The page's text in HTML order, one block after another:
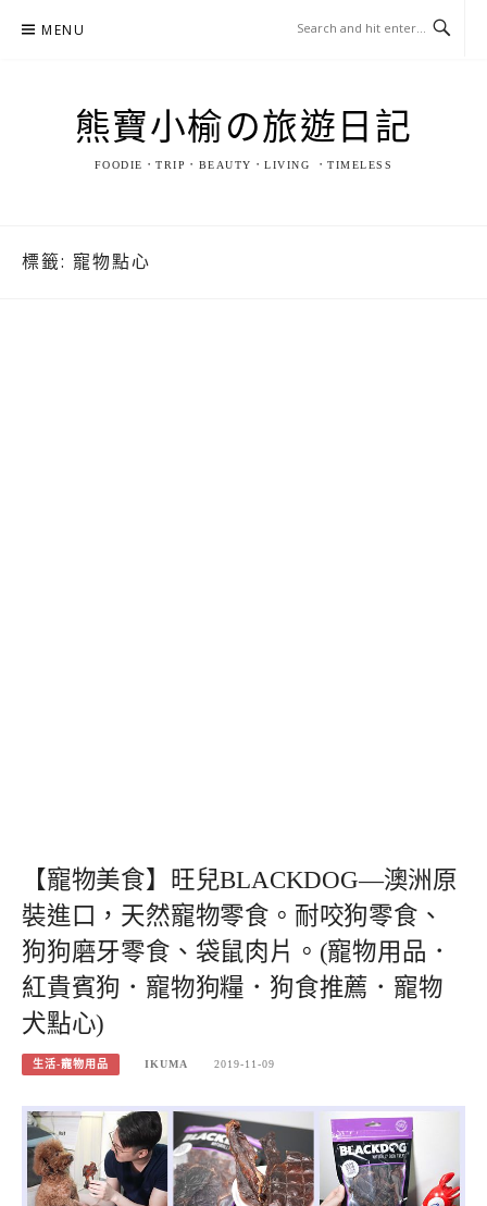
MENU
熊寶小榆の旅遊日記
FOODIE．TRIP．BEAUTY．LIVING ．TIMELESS
標籤: 寵物點心
【寵物美食】旺兒BLACKDOG—澳洲原
裝進口，天然寵物零食。耐咬狗零食、
狗狗磨牙零食、袋鼠肉片。(寵物用品．
紅貴賓狗．寵物狗糧．狗食推薦．寵物
犬點心)
生活-寵物用品 IKUMA 2019-11-09